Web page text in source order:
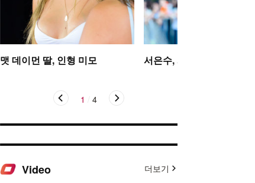
맷 데이먼 딸, 인형 미모 서은수, 사뿐사뿐
1 4
Video 더보기